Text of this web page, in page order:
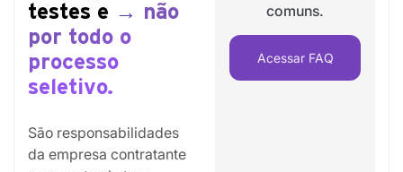
testes e → não
por todo o
processo
seletivo.
São responsabilidades
da empresa contratante
comuns.
Acessar FAQ